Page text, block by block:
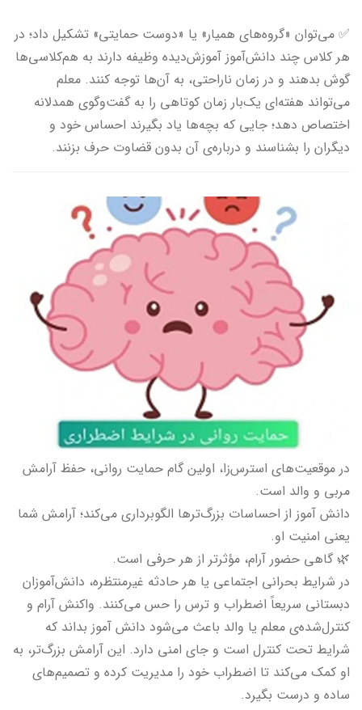
✅ می‌توان «گروه‌های همیار» یا «دوست حمایتی» تشکیل داد؛ در
هر کلاس چند دانش‌آموز آموزش‌دیده وظیفه دارند به هم‌کلاسی‌ها
گوش بدهند و در زمان ناراحتی، به آن‌ها توجه کنند. معلم
می‌تواند هفته‌ای یک‌بار زمان کوتاهی را به گفت‌وگوی همدلانه
اختصاص دهد؛ جایی که بچه‌ها یاد بگیرند احساس خود و
دیگران را بشناسند و درباره‌ی آن بدون قضاوت حرف بزنند.
در موقعیت‌های استرس‌زا، اولین گام حمایت روانی، حفظ آرامش
مربی و والد است.
دانش آموز از احساسات بزرگ‌ترها الگوبرداری می‌کند؛ آرامش شما
یعنی امنیت او.
🌿 گاهی حضور آرام، مؤثرتر از هر حرفی است.
در شرایط بحرانی اجتماعی یا هر حادثه غیرمنتظره، دانش‌آموزان
دبستانی سریعاً اضطراب و ترس را حس می‌کنند. واکنش آرام و
کنترل‌شده‌ی معلم یا والد باعث می‌شود دانش آموز بداند که
شرایط تحت کنترل است و جای امنی دارد. این آرامش بزرگ‌تر، به
او کمک می‌کند تا اضطراب خود را مدیریت کرده و تصمیم‌های
ساده و درست بگیرد.